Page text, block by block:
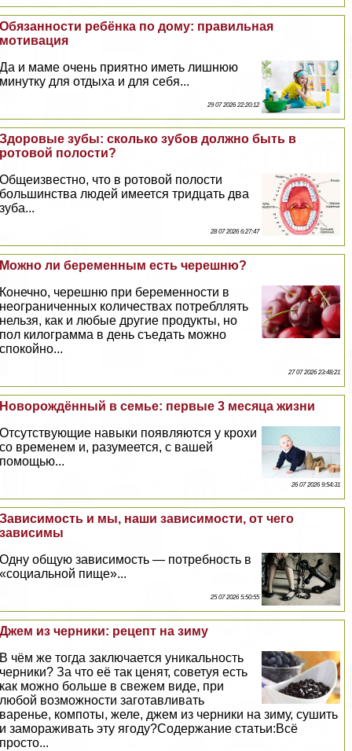
Обязанности ребёнка по дому: правильная
мотивация
Да и маме очень приятно иметь лишнюю
минутку для отдыха и для себя...
29 07 2026 22:20:12
Здоровые зубы: сколько зубов должно быть в
ротовой полости?
Общеизвестно, что в ротовой полости
большинства людей имеется тридцать два
зуба...
28 07 2026 6:27:47
Можно ли беременным есть черешню?
Конечно, черешню при беременности в
неограниченных количествах потрeбллять
нельзя, как и любые другие продукты, но
пол килограмма в день съедать можно
спокойно...
27 07 2026 23:48:21
Новорождённый в семье: первые 3 месяца жизни
Отсутствующие навыки появляются у крохи
со временем и, разумеется, с вашей
помощью...
26 07 2026 9:54:31
Зависимость и мы, наши зависимости, от чего
зависимы
Одну общую зависимость — потребность в
«социальной пище»...
25 07 2026 5:50:55
Джем из черники: рецепт на зиму
В чём же тогда заключается уникальность
черники? За что её так ценят, советуя есть
как можно больше в свежем виде, при
любой возможности заготавливать
варенье, компоты, желе, джем из черники на зиму, сушить
и замораживать эту ягоду?Содержание статьи:Всё
просто...